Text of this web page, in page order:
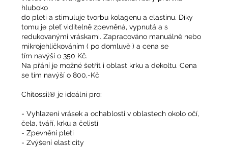
hluboko
do pleti a stimuluje tvorbu kolagenu a elastinu. Díky
tomu je pleť viditelně zpevněná, vypnutá a s
redukovanými vráskami. Zapracováno manuálně nebo
mikrojehličkováním ( po domluvě ) a cena se
tím navýší o 350 Kč.
Na přání je možné šetřit i oblast krku a dekoltu. Cena
se tím navýší o 800,-Kč
Chitossil® je ideální pro:
- Vyhlazení vrásek a ochablosti v oblastech okolo očí,
čela, tváří, krku a čelistí
- Zpevnění pleti
- Zvýšení elasticity